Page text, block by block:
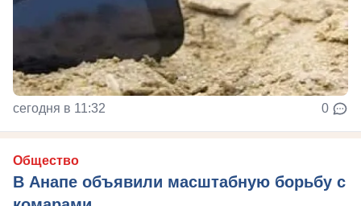
сегодня в 11:32 0
Общество
В Анапе объявили масштабную борьбу с